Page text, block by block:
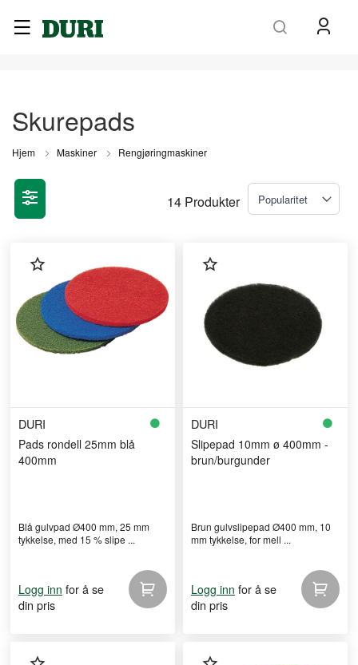
Skurepads
Hjem Maskiner Rengjøringmaskiner
14 Produkter
DURI
Pads rondell 25mm blå
400mm
Blå gulvpad Ø400 mm, 25 mm
tykkelse, med 15 % slipe ...
Logg inn for å se
din pris
DURI
Slipepad 10mm ø 400mm -
brun/burgunder
Brun gulvslipepad Ø400 mm, 10
mm tykkelse, for mell ...
Logg inn for å se
din pris